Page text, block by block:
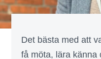
Det bästa med att
få möta, lära känna